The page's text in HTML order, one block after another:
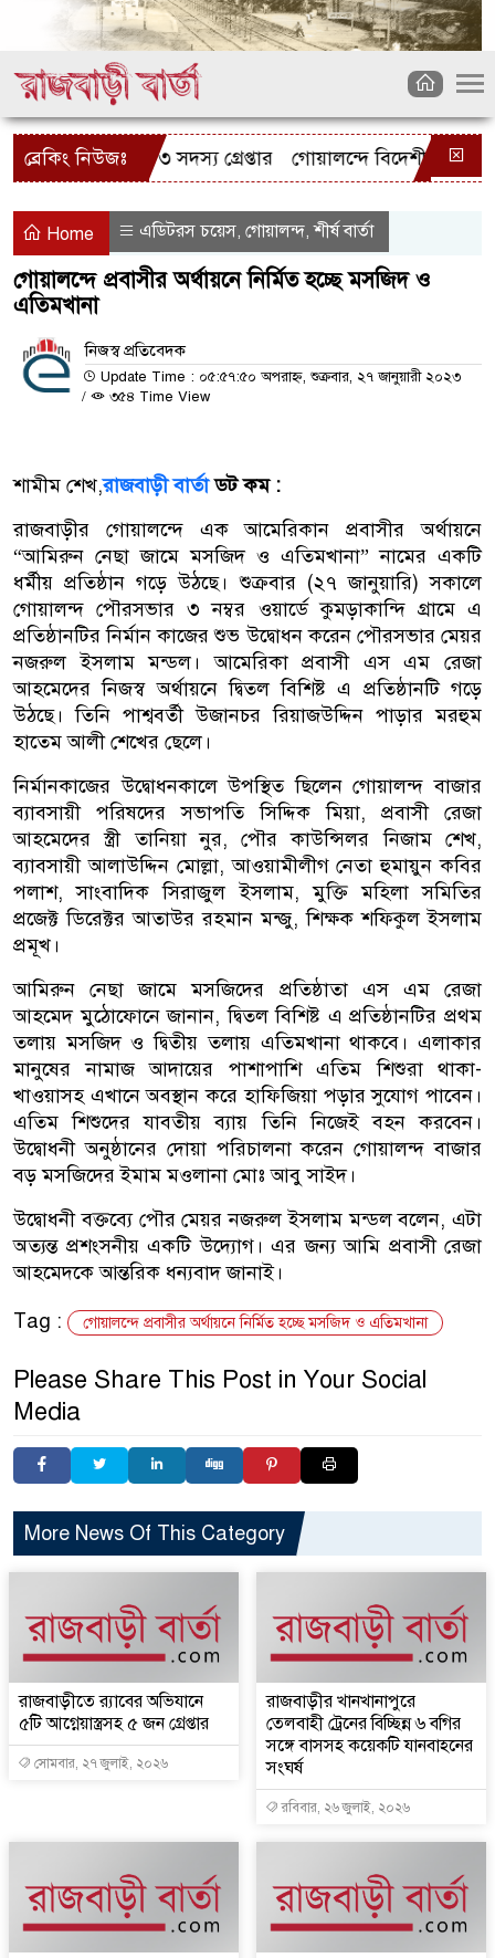
ব্রেকিং নিউজঃ
চোর চক্রের ৩ সদস্য গ্রেপ্তার গোয়ালন্দে বিদেশী
Home এডিটরস চয়েস, গোয়ালন্দ,শীর্ষ বার্তা
গোয়ালন্দে প্রবাসীর অর্থায়নে নির্মিত হচ্ছে মসজিদ ও
এতিমখানা
নিজস্ব প্রতিবেদক
Update Time : ০৫:৫৭:৫০ অপরাহ্ন, শুক্রবার, ২৭ জানুয়ারী ২০২৩
/
৩৫৪ Time View
শামীম শেখ,রাজবাড়ী বার্তাডট কম :
রাজবাড়ীর গোয়ালন্দে এক আমেরিকান প্রবাসীর অর্থায়নে
“আমিরুন নেছা জামে মসজিদ ও এতিমখানা” নামের একটি
ধর্মীয় প্রতিষ্ঠান গড়ে উঠছে। শুক্রবার (২৭ জানুয়ারি) সকালে
গোয়ালন্দ পৌরসভার ৩ নম্বর ওয়ার্ডে কুমড়াকান্দি গ্রামে এ
প্রতিষ্ঠানটির নির্মান কাজের শুভ উদ্বোধন করেন পৌরসভার মেয়র
নজরুল ইসলাম মন্ডল। আমেরিকা প্রবাসী এস এম রেজা
আহমেদের নিজস্ব অর্থায়নে দ্বিতল বিশিষ্ট এ প্রতিষ্ঠানটি গড়ে
উঠছে। তিনি পাশ্ববর্তী উজানচর রিয়াজউদ্দিন পাড়ার মরহুম
হাতেম আলী শেখের ছেলে।
নির্মানকাজের উদ্বোধনকালে উপস্থিত ছিলেন গোয়ালন্দ বাজার
ব্যাবসায়ী পরিষদের সভাপতি সিদ্দিক মিয়া, প্রবাসী রেজা
আহমেদের স্ত্রী তানিয়া নুর, পৌর কাউন্সিলর নিজাম শেখ,
ব্যাবসায়ী আলাউদ্দিন মোল্লা, আওয়ামীলীগ নেতা হুমায়ুন কবির
পলাশ, সাংবাদিক সিরাজুল ইসলাম, মুক্তি মহিলা সমিতির
প্রজেক্ট ডিরেক্টর আতাউর রহমান মন্জু, শিক্ষক শফিকুল ইসলাম
প্রমূখ।
আমিরুন নেছা জামে মসজিদের প্রতিষ্ঠাতা এস এম রেজা
আহমেদ মুঠোফোনে জানান, দ্বিতল বিশিষ্ট এ প্রতিষ্ঠানটির প্রথম
তলায় মসজিদ ও দ্বিতীয় তলায় এতিমখানা থাকবে। এলাকার
মানুষের নামাজ আদায়ের পাশাপাশি এতিম শিশুরা থাকা-
খাওয়াসহ এখানে অবস্থান করে হাফিজিয়া পড়ার সুযোগ পাবেন।
এতিম শিশুদের যাবতীয় ব্যায় তিনি নিজেই বহন করবেন।
উদ্বোধনী অনুষ্ঠানের দোয়া পরিচালনা করেন গোয়ালন্দ বাজার
বড় মসজিদের ইমাম মওলানা মোঃ আবু সাইদ।
উদ্বোধনী বক্তব্যে পৌর মেয়র নজরুল ইসলাম মন্ডল বলেন, এটা
অত্যন্ত প্রশংসনীয় একটি উদ্যোগ। এর জন্য আমি প্রবাসী রেজা
আহমেদকে আন্তরিক ধন্যবাদ জানাই।
Tag :
গোয়ালন্দে প্রবাসীর অর্থায়নে নির্মিত হচ্ছে মসজিদ ও এতিমখানা
Please Share This Post in Your Social
Media
More News Of This Category
রাজবাড়ীতে র‌্যাবের অভিযানে
৫টি আগ্নেয়াস্ত্রসহ ৫ জন গ্রেপ্তার
সোমবার, ২৭ জুলাই, ২০২৬
রাজবাড়ীর খানখানাপুরে
তেলবাহী ট্রেনের বিচ্ছিন্ন ৬ বগির
সঙ্গে বাসসহ কয়েকটি যানবাহনের
সংঘর্ষ
রবিবার, ২৬ জুলাই, ২০২৬